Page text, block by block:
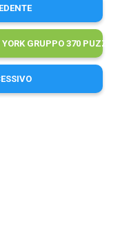
YORK GRUPPO 370 PUZZLE 3